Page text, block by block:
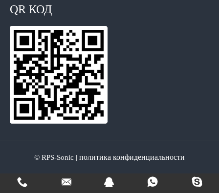
QR КОД
© RPS-Sonic | политика конфиденциальности